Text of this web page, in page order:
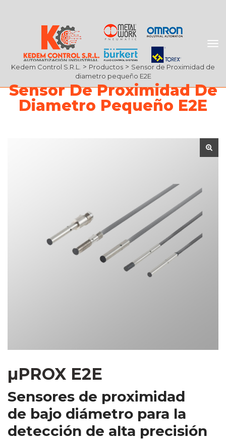
Kedem Control S.R.L. > Producto > Sensor de Proximidad de
diametro pequeño E2E
Sensor De Proximidad De
Diametro Pequeño E2E
µPROX E2E
Sensores de proximidad
de bajo diámetro para la
detección de alta precisión